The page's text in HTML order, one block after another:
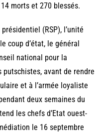
morts et 270 blessés.
(RSP), l’unité
coup d’état, le général
national pour la
avant de rendre
et à l’armée loyaliste
deux semaines du
les chefs d’Etat ouest-
le 16 septembre